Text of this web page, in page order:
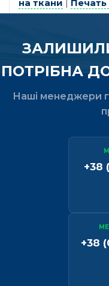
на ткани
ПОТРІБНА
Наші менеджери
+38
+38